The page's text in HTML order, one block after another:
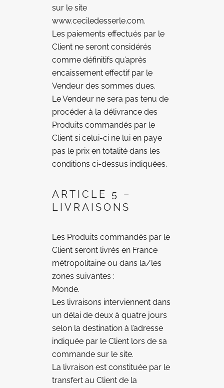
sur le site
www.ceciledesserle.com.
Les paiements effectués par le
Client ne seront considérés
comme définitifs qu’après
encaissement effectif par le
Vendeur des sommes dues.
Le Vendeur ne sera pas tenu de
procéder à la délivrance des
Produits commandés par le
Client si celui-ci ne lui en paye
pas le prix en totalité dans les
conditions ci-dessus indiquées.
ARTICLE 5 –
LIVRAISONS
Les Produits commandés par le
Client seront livrés en France
métropolitaine ou dans la/les
zones suivantes :
Monde.
Les livraisons interviennent dans
un délai de deux à quatre jours
selon la destination à l’adresse
indiquée par le Client lors de sa
commande sur le site.
La livraison est constituée par le
transfert au Client de la